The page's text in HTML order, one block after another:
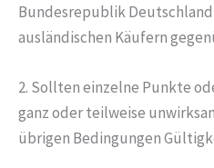
Bundesrepublik
ausländischen Käufern
2. Sollten einzelne Punkte
ganz oder teilweise
übrigen Bedingungen